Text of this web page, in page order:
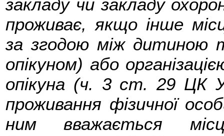
закладу чи закладу
проживає, якщо інше
за згодою між дитиною
опікуном) або
опікуна (ч. 3 ст. 29 ЦК
проживання фізичної
ним вважається